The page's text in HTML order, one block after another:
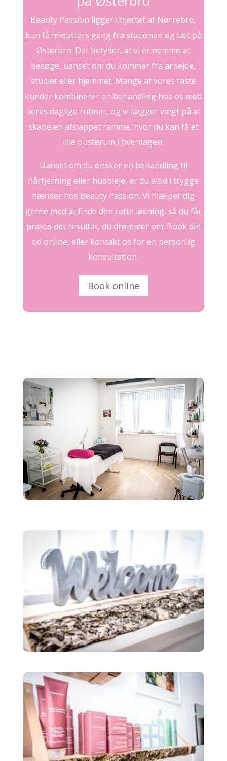
Beauty Passion ligger i hjertet af Nørrebro,
kun få minutters gang fra stationen og tæt på
Østerbro. Det betyder, at vi er nemme at
besøge, uanset om du kommer fra arbejde,
studiet eller hjemmet. Mange af vores faste
kunder kombinerer en behandling hos os med
deres daglige rutiner, og vi lægger vægt på at
skabe en afslappet ramme, hvor du kan få et
lille pusterum i hverdagen.
Uanset om du ønsker en behandling til
hårfjerning eller hudpleje, er du altid i trygge
hænder hos Beauty Passion. Vi hjælper dig
gerne med at finde den rette løsning, så du får
præcis det resultat, du drømmer om. Book din
tid online, eller kontakt os for en personlig
konsultation.
Book online